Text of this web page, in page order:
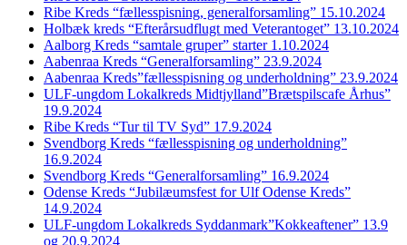
Ribe Kreds “fællesspisning, generalforsamling” 15.10.2024
Holbæk kreds “Efterårsudflugt med Veterantoget” 13.10.2024
Aalborg Kreds “samtale gruper” starter 1.10.2024
Aabenraa Kreds “Generalforsamling” 23.9.2024
Aabenraa Kreds”fællesspisning og underholdning” 23.9.2024
ULF-ungdom Lokalkreds Midtjylland”Brætspilscafe Århus”
19.9.2024
Ribe Kreds “Tur til TV Syd” 17.9.2024
Svendborg Kreds “fællesspisning og underholdning”
16.9.2024
Svendborg Kreds “Generalforsamling” 16.9.2024
Odense Kreds “Jubilæumsfest for Ulf Odense Kreds”
14.9.2024
ULF-ungdom Lokalkreds Syddanmark”Kokkeaftener” 13.9
og 20.9.2024